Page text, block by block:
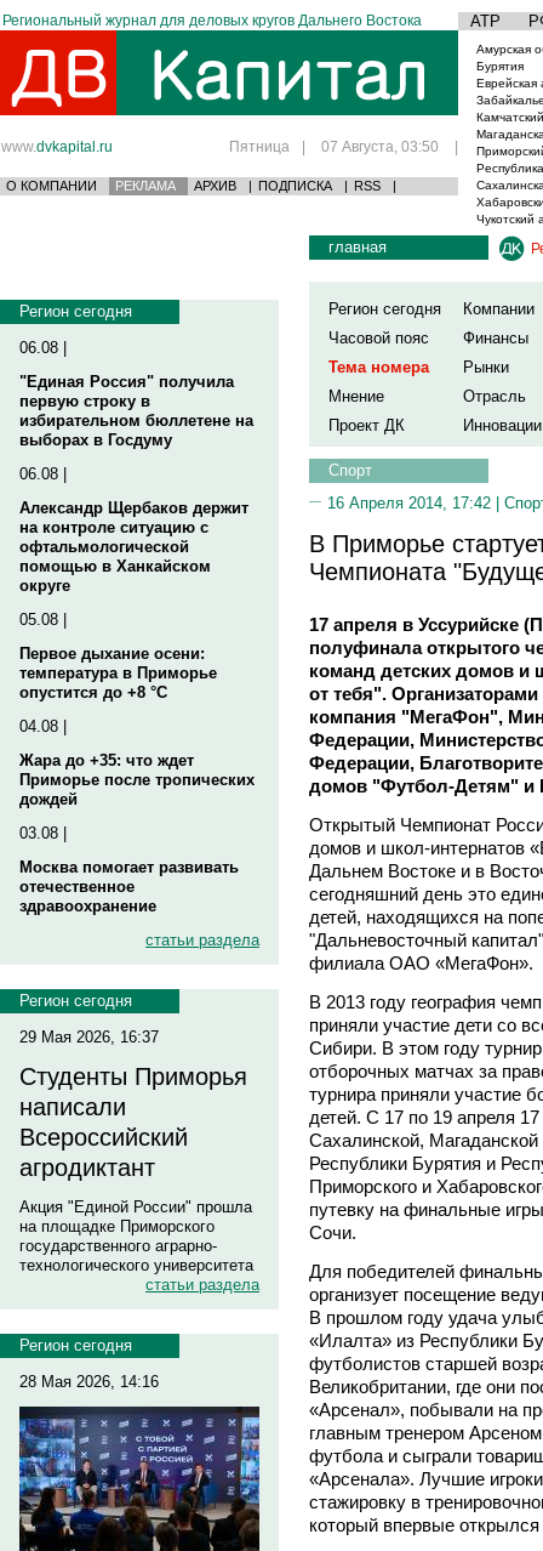
Региональный журнал для деловых кругов Дальнего Востока АТР
www.dvkapital.ru Пятница | 07 Августа, 03:50 |
О КОМПАНИИ РЕКЛАМА АРХИВ | ПОДПИСКА | RSS |
Амурская
Бурятия
Еврейская
Чукотский
Регион сегодня
06.08 |
"Единая Россия" получила
первую строку в
избирательном бюллетене на
выборах в Госдуму
06.08 |
Александр Щербаков держит
на контроле ситуацию с
офтальмологической
помощью в Ханкайском
округе
05.08 |
Первое дыхание осени:
температура в Приморье
опустится до +8 °C
04.08 |
Жара до +35: что ждет
Приморье после тропических
дождей
03.08 |
Москва помогает развивать
отечественное
здравоохранение
статьи раздела
Регион сегодня
29 Мая 2026, 16:37
Студенты Приморья
написали
Всероссийский
агродиктант
Акция "Единой России" прошла
на площадке Приморского
государственного аграрно-
технологического университета
статьи раздела
Регион сегодня
28 Мая 2026, 14:16
главная
Регион сегодня
Компании
Часовой пояс
Финансы
Тема номера
Рынки
Мнение
Отрасль
Проект ДК
Инновации
Спорт
16 Апреля 2014, 17:42 |
В Приморье
Чемпионата
17 апреля в Уссурийске
полуфинала открытого
команд детских домов и
от тебя".
компания "МегаФон",
Федерации,
Федерации,
домов "Футбол-Детям" и
Открытый Чемпионат
домов и школ-интернатов
Дальнем Востоке и в
сегодняшний день это
детей, находящихся на
"Дальневосточный
филиала ОАО «МегаФон».
В 2013 году география
приняли участие дети со
Сибири. В этом году
отборочных матчах за
турнира приняли участие
детей. С 17 по 19 апреля
Сахалинской,
Республики Бурятия и
Приморского и
путевку на финальные
Сочи.
Для победителей
организует посещение
В прошлом году удача
«Илалта» из Республики
футболистов старшей
Великобритании, где они
«Арсенал», побывали на
главным тренером
футбола и сыграли
«Арсенала». Лучшие
стажировку в
который впервые